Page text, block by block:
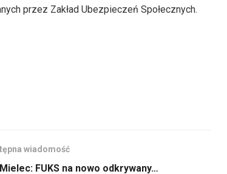
zmniejszyć
dołu
przez Zakład Ubezpieczeń Społecznych.
wiadomość
Mielec: FUKS na nowo odkrywany…